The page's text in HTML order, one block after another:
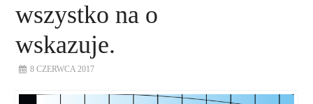
wszystko na o
wskazuje.
8 CZERWCA 2017